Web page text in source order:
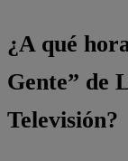
¿A qué
Gente” de
Televisión?